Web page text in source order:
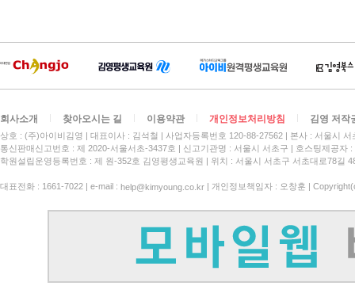
회사소개 찾아오시는 길 이용약관 개인정보처리방침 김영 저작
상호 : (주)아이비김영 대표이사 : 김석철 사업자등록번호 120-88-27562
본사 : 서울시
통신판매신고번호 : 제 2020-서울서초-3437호
신고기관명 : 서울시 서초구
호스팅제공자
학원설립운영등록번호 : 제 원-352호 김영평생교육원 | 위치 : 서울시 서초구 서초대로78길
대표전화 : 1661-7022 | e-mail : help@kimyoung.co.kr | 개인정보책임자 : 오창훈 |